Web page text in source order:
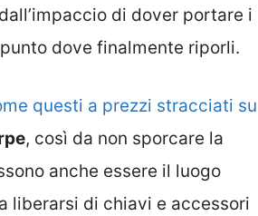
di dover portare i
dove finalmente riporli.
questi a prezzi stracciati su
, così da non sporcare la
anche essere il luogo
liberarsi di chiavi e accessori